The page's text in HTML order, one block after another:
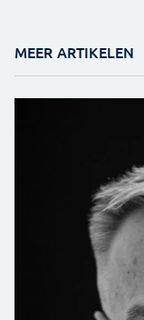
MEER ARTIKELEN